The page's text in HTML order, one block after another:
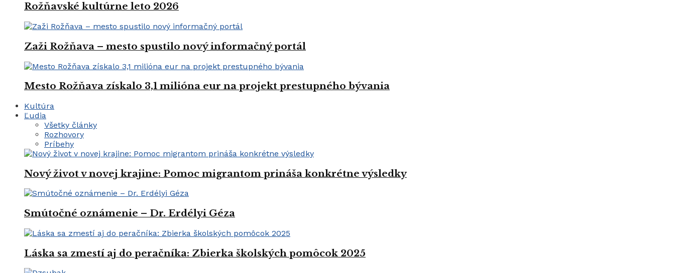
Rožňavské kultúrne leto 2026
Zaži Rožňava – mesto spustilo nový informačný portál
Mesto Rožňava získalo 3,1 milióna eur na projekt prestupného bývania
Kultúra
Ľudia
Všetky články
Rozhovory
Príbehy
Nový život v novej krajine: Pomoc migrantom prináša konkrétne výsledky
Smútočné oznámenie – Dr. Erdélyi Géza
Láska sa zmestí aj do peračníka: Zbierka školských pomôcok 2025